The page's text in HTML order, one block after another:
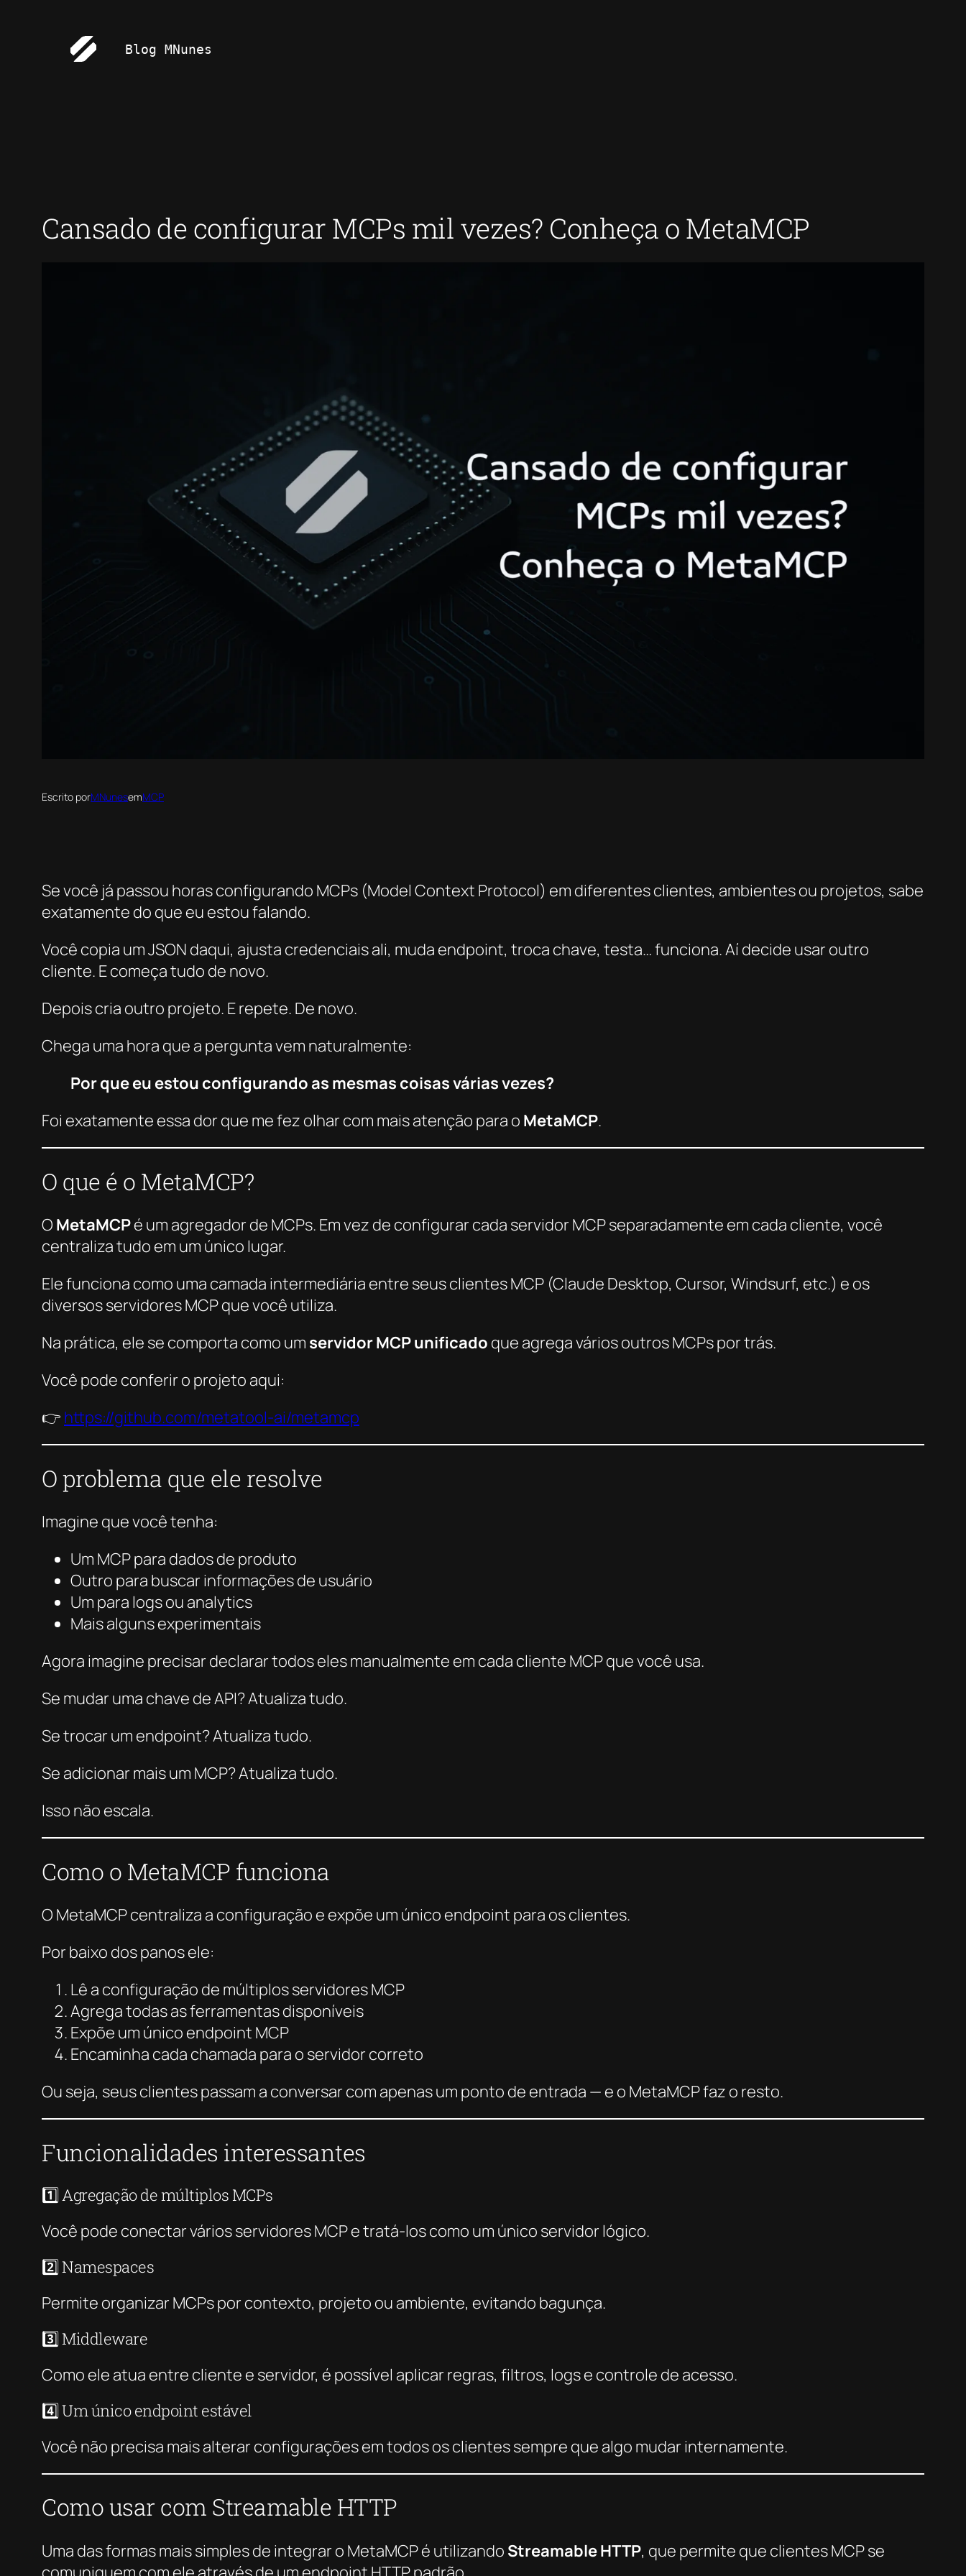
Blog MNunes
Cansado de configurar MCPs mil vezes? Conheça o MetaMCP
Escrito porMNunesemMCP
Se você já passou horas configurando MCPs (Model Context Protocol) em diferentes clientes, ambientes ou projetos, sabe
exatamente do que eu estou falando.
Você copia um JSON daqui, ajusta credenciais ali, muda endpoint, troca chave, testa… funciona. Aí decide usar outro
cliente. E começa tudo de novo.
Depois cria outro projeto. E repete. De novo.
Chega uma hora que a pergunta vem naturalmente:
Por que eu estou configurando as mesmas coisas várias vezes?
Foi exatamente essa dor que me fez olhar com mais atenção para o MetaMCP.
O que é o MetaMCP?
O MetaMCPé um agregador de MCPs. Em vez de configurar cada servidor MCP separadamente em cada cliente, você
centraliza tudo em um único lugar.
Ele funciona como uma camada intermediária entre seus clientes MCP (Claude Desktop, Cursor, Windsurf, etc.) e os
diversos servidores MCP que você utiliza.
Na prática, ele se comporta como um servidor MCP unificado que agrega vários outros MCPs por trás.
Você pode conferir o projeto aqui:
👉 https://github.com/metatool-ai/metamcp
O problema que ele resolve
Imagine que você tenha:
Um MCP para dados de produto
Outro para buscar informações de usuário
Um para logs ou analytics
Mais alguns experimentais
Agora imagine precisar declarar todos eles manualmente em cada cliente MCP que você usa.
Se mudar uma chave de API? Atualiza tudo.
Se trocar um endpoint? Atualiza tudo.
Se adicionar mais um MCP? Atualiza tudo.
Isso não escala.
Como o MetaMCP funciona
O MetaMCP centraliza a configuração e expõe um único endpoint para os clientes.
Por baixo dos panos ele:
Lê a configuração de múltiplos servidores MCP
Agrega todas as ferramentas disponíveis
Expõe um único endpoint MCP
Encaminha cada chamada para o servidor correto
Ou seja, seus clientes passam a conversar com apenas um ponto de entrada — e o MetaMCP faz o resto.
Funcionalidades interessantes
1️⃣ Agregação de múltiplos MCPs
Você pode conectar vários servidores MCP e tratá-los como um único servidor lógico.
2️⃣ Namespaces
Permite organizar MCPs por contexto, projeto ou ambiente, evitando bagunça.
3️⃣ Middleware
Como ele atua entre cliente e servidor, é possível aplicar regras, filtros, logs e controle de acesso.
4️⃣ Um único endpoint estável
Você não precisa mais alterar configurações em todos os clientes sempre que algo mudar internamente.
Como usar com Streamable HTTP
Uma das formas mais simples de integrar o MetaMCP é utilizando Streamable HTTP, que permite que clientes MCP se